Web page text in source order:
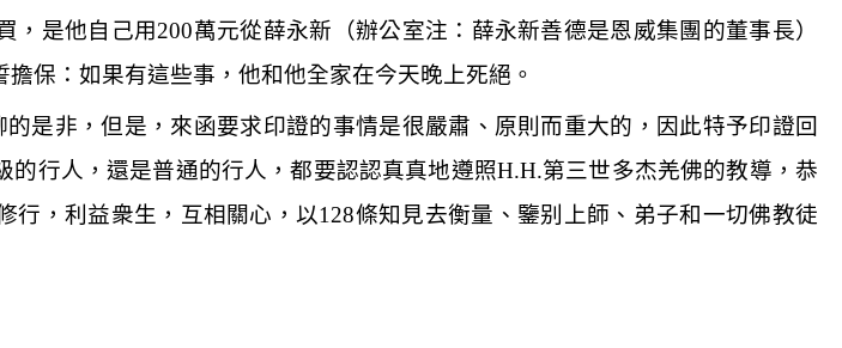
，是他自己用200萬元從薛永新（辦公室注：薛永新善德是恩威集團的董事長）
保：如果有這些事，他和他全家在今天晚上死絕。
是非，但是，來函要求印證的事情是很嚴肅、原則而重大的，因此特予印證回
行人，還是普通的行人，都要認認真真地遵照H.H.第三世多杰羌佛的教導，恭
行，利益衆生，互相關心，以128條知見去衡量、鑒别上師、弟子和一切佛教徒